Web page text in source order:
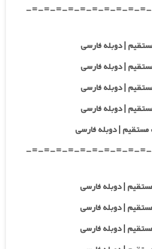
-=-=-=-=-=-=-=-=-=-
-=-=-=-=-=-=-=-=-=-